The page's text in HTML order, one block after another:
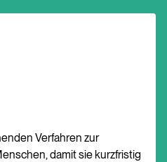
Verfahren zur
damit sie kurzfristig